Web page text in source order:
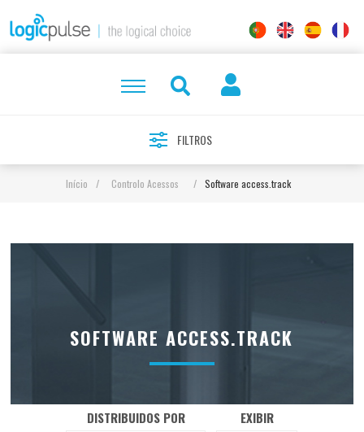
FILTROS
Início / Controlo Acessos / Software access.track
SOFTWARE ACCESS.TRACK
DISTRIBUIDOS POR EXIBIR